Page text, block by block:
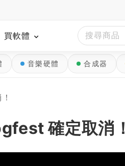
買軟體
音樂硬體 合成器
確定取消！